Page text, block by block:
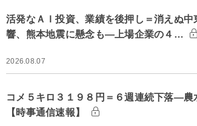
活発なＡＩ投資、業績を後押し＝消えぬ中
響、熊本地震に懸念も―上場企業の４…
2026.08.07
コメ５キロ３１９８円＝６週連続下落―農
【時事通信速報】